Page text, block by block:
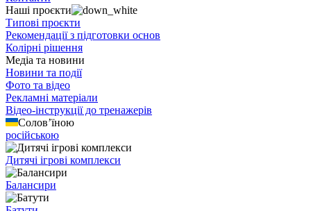
Наші проєкти
Типові проєкти
Рекомендації з підготовки основ
Колірні рішення
Медіа та новини
Новини та події
Фото та відео
Рекламні матеріали
Відео-інструкції до тренажерів
Солов’їною
російською
Дитячі ігрові комплекси
Балансири